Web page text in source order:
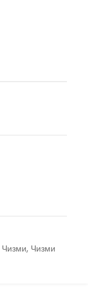
Чизми, Чизми